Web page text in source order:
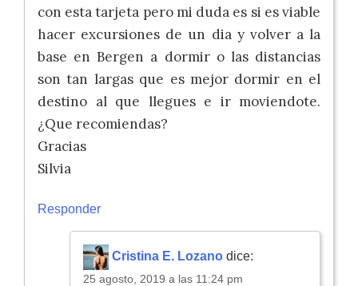
con esta tarjeta pero mi duda es si es viable
hacer excursiones de un dia y volver a la
base en Bergen a dormir o las distancias
son tan largas que es mejor dormir en el
destino al que llegues e ir moviendote.
¿Que recomiendas?
Gracias
Silvia
Responder
Cristina E. Lozano dice:
25 agosto, 2019 a las 11:24 pm